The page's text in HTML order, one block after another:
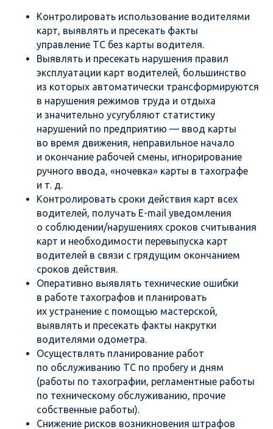
Контролировать использование водителями
карт, выявлять и пресекать факты
управление ТС без карты водителя.
Выявлять и пресекать нарушения правил
эксплуатации карт водителей, большинство
из которых автоматически трансформируются
в нарушения режимов труда и отдыха
и значительно усугубляют статистику
нарушений по предприятию — ввод карты
во время движения, неправильное начало
и окончание рабочей смены, игнорирование
ручного ввода, «ночевка» карты в тахографе
и т. д.
Контролировать сроки действия карт всех
водителей, получать E-mail уведомления
о соблюдении/нарушениях сроков считывания
карт и необходимости перевыпуска карт
водителей в связи с грядущим окончанием
сроков действия.
Оперативно выявлять технические ошибки
в работе тахографов и планировать
их устранение с помощью мастерской,
выявлять и пресекать факты накрутки
водителями одометра.
Осуществлять планирование работ
по обслуживанию ТС по пробегу и дням
(работы по тахографии, регламентные работы
по техническому обслуживанию, прочие
собственные работы).
Снижение рисков возникновения штрафов